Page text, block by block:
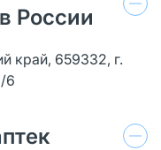
России
край, 659332, г.
6